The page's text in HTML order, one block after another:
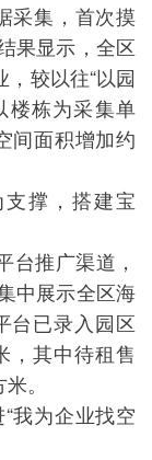
采集，首次摸
果显示，全区
较以往“以园
楼栋为采集单
间面积增加约
撑，搭建宝
推广渠道，
中展示全区海
台已录入园区
，其中待租售
。
为企业找空